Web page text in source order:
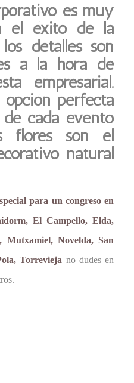
es muy
el éxito de la
detalles son
a la hora de
empresarial.
opción perfecta
cada evento
flores son el
natural
para un congreso en
El Campello, Elda,
Mutxamiel, Novelda, San
Torrevieja no dudes en